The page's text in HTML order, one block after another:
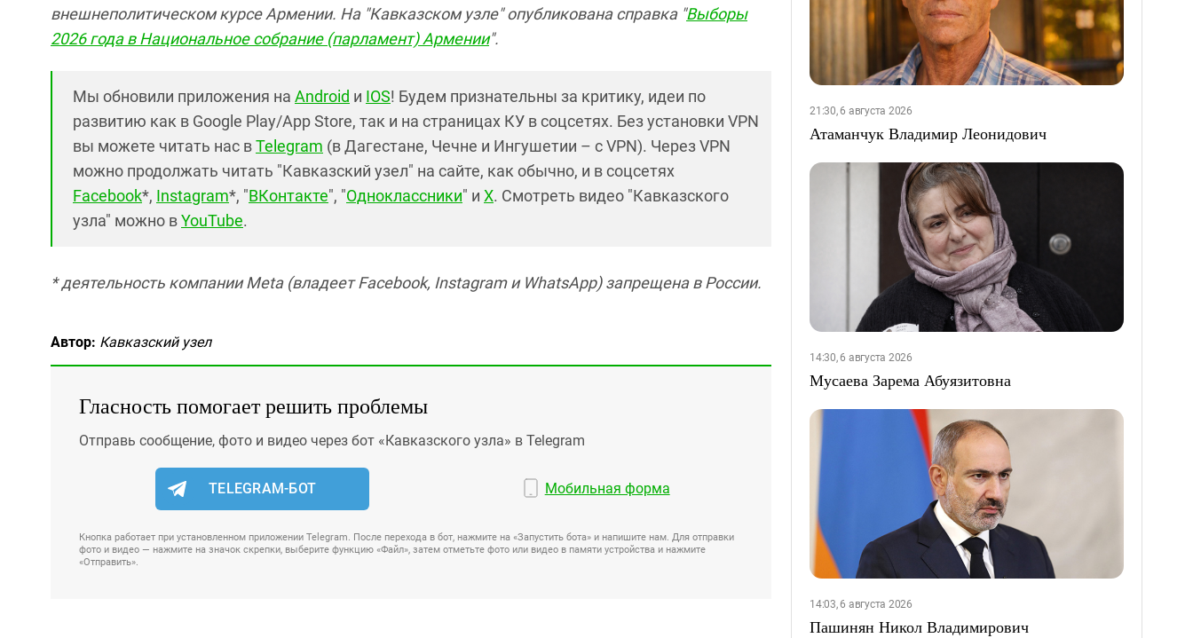
внешнеполитическом курсе Армении. На "Кавказском узле" опубликована справка "Выборы
2026 года в Национальное собрание (парламент) Армении".
Мы обновили приложения на Android и IOS! Будем признательны за критику, идеи по
развитию как в Google Play/App Store, так и на страницах КУ в соцсетях. Без установки VPN
вы можете читать нас вTelegram (в Дагестане, Чечне и Ингушетии – с VPN). Через VPN
можно продолжать читать "Кавказский узел" на сайте, как обычно, и в соцсетях
Facebook*, Instagram*, "ВКонтакте", "Одноклассники" и X. Смотреть видео "Кавказского
узла" можно вYouTube.
* деятельность компании Meta (владеет Facebook, Instagram и WhatsApp) запрещена в России.
Автор: Кавказский узел
Гласность помогает решить проблемы
Отправь сообщение, фото и видео через бот «Кавказского узла» в Telegram
TELEGRAM-БОТ Мобильная форма
Кнопка работает при установленном приложении Telegram. После перехода в бот, нажмите на «Запустить бота» и напишите нам. Для отправки
фото и видео — нажмите на значок скрепки, выберите функцию «Файл», затем отметьте фото или видео в памяти устройства и нажмите
«Отправить».
21:30, 6 августа 2026
Атаманчук Владимир Леонидович
14:30, 6 августа 2026
Мусаева Зарема Абуязитовна
14:03, 6 августа 2026
Пашинян Никол Владимирович